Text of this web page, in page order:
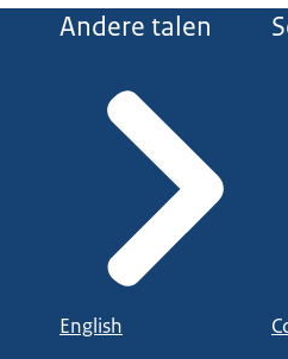
Andere talen
English